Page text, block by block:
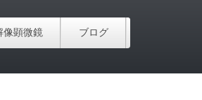
像顕微鏡 ブログ